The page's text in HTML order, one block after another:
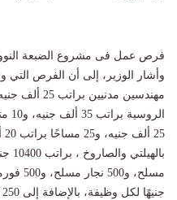
فرص عمل فى مشروع الضبعة